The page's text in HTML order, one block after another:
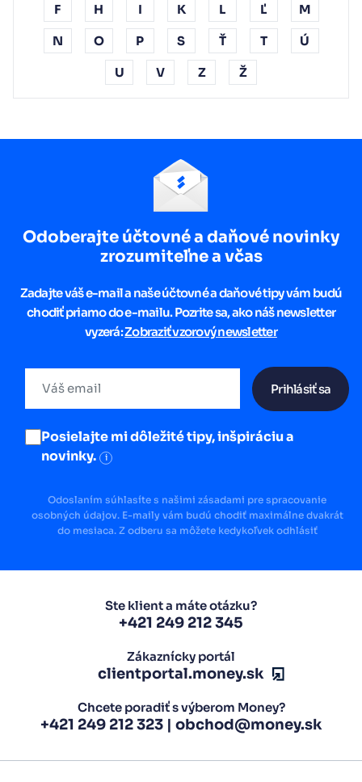
F H I K L Ľ M
N O P S Ť T Ú
U V Z Ž
Odoberajte účtovné a daňové novinky
zrozumiteľne a včas
Zadajte váš e-mail a naše účtovné a daňové tipy vám budú
chodiť priamo do e-mailu. Pozrite sa, ako náš newsletter
vyzerá:Zobraziť vzorový newsletter
Prihlásiť sa
Posielajte mi dôležité tipy, inšpiráciu a
novinky.
i
Odoslaním súhlasíte s našimi zásadami pre spracovanie
osobných údajov. E-maily vám budú chodiť maximálne dvakrát
do mesiaca. Z odberu sa môžete kedykoľvek odhlásiť
Ste klient a máte otázku?
+421 249 212 345
Zákaznícky portál
clientportal.money.sk
Chcete poradiť s výberom Money?
+421 249 212 323| obchod@money.sk